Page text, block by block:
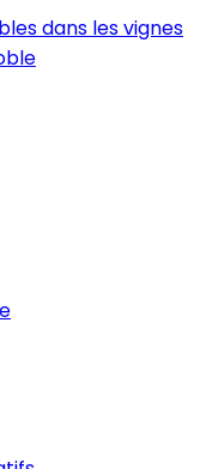
dans les vignes